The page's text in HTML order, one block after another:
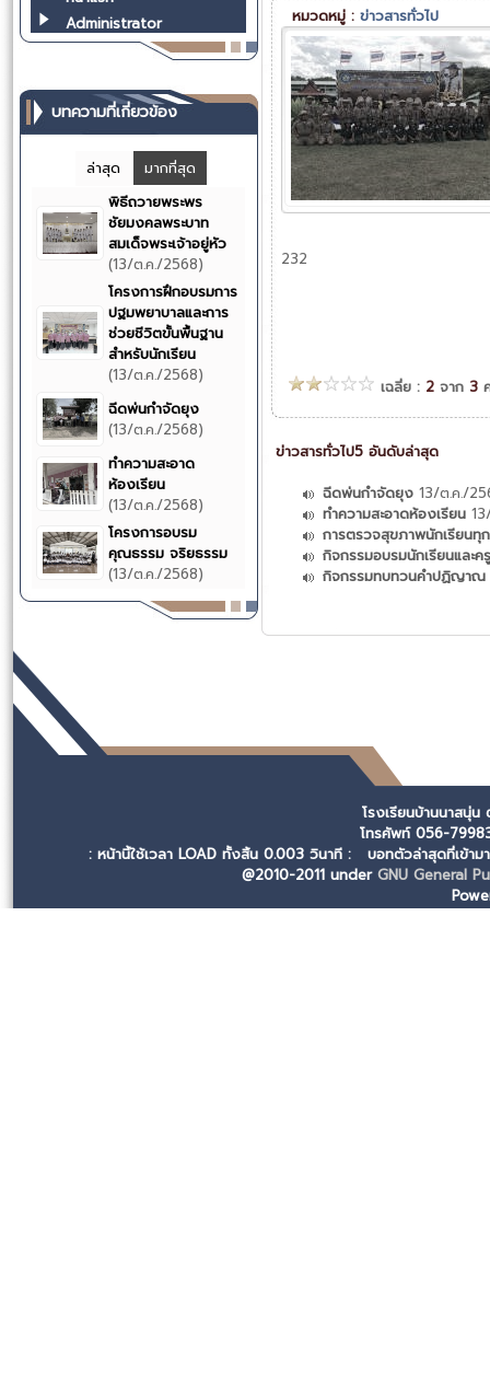
Administrator
บทความที่เกี่ยวข้อง
ล่าสุด
มากที่สุด
พิธีถวายพระพร
ชัยมงคลพระบาท
สมเด็จพระเจ้าอยู่หัว
(13/ต.ค./2568)
โครงการฝึกอบรมการ
ปฐมพยาบาลและการ
ช่วยชีวิตขั้นพื้นฐาน
สำหรับนักเรียน
(13/ต.ค./2568)
ฉีดพ่นกำจัดยุง
(13/ต.ค./2568)
ทำความสะอาด
ห้องเรียน
(13/ต.ค./2568)
โครงการอบรม
คุณธรรม จริยธรรม
(13/ต.ค./2568)
หมวดหมู่ : ข่าวสารทั่วไป
232
เฉลี่ย : 2จาก3
ข่าวสารทั่วไป5 อันดับล่าสุด
ฉีดพ่นกำจัดยุง 13/ต.ค./
ทำความสะอาดห้องเรียน
การตรวจสุขภาพนักเรียนทุ
กิจกรรมอบรมนักเรียนและ
กิจกรรมทบทวนคำปฏิญาณ
โรงเรียนบ้านนาสนุ่
โทรศัพท์ 056-
: หน้านี้ใช้เวลา LOAD ทั้งสิ้น 0.003 วินาที : บอทตัวล่าสุดที่เข้าม
@2010-2011 under GNU General